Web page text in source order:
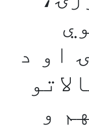
او د
و